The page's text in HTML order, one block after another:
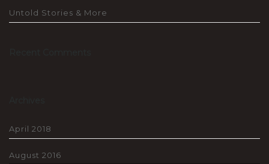
Untold Stories & More
April 2018
August 2016